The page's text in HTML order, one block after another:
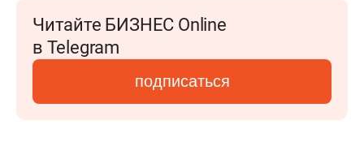
Читайте БИЗНЕС Online
в Telegram
подписаться